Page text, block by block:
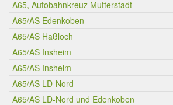
A65, Autobahnkreuz Mutterstadt
A65/AS Edenkoben
A65/AS Haßloch
A65/AS Insheim
A65/AS Insheim
A65/AS LD-Nord
A65/AS LD-Nord und Edenkoben